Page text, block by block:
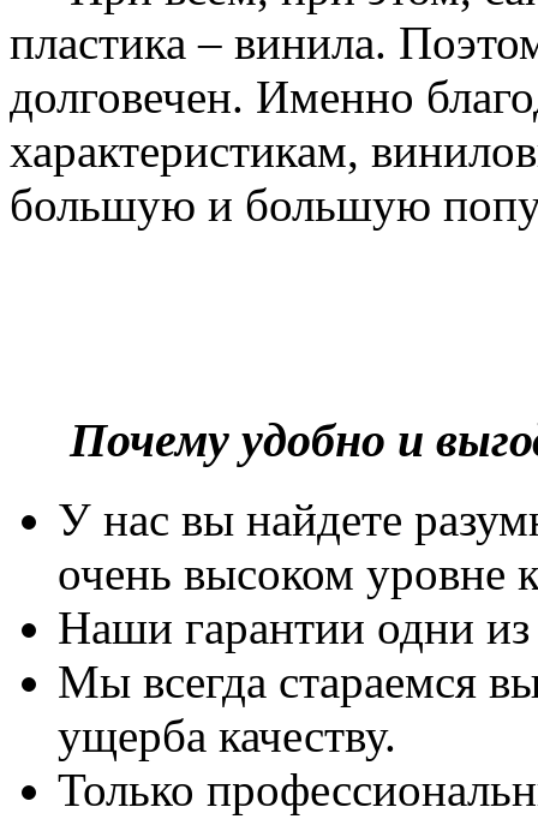
пластика – винила.
долговечен. Именно
характеристикам,
большую и большую
Почему удобно и
У нас вы найдете
очень высоком уровне
Наши гарантии одни
Мы всегда стараемся
ущерба качеству.
Только